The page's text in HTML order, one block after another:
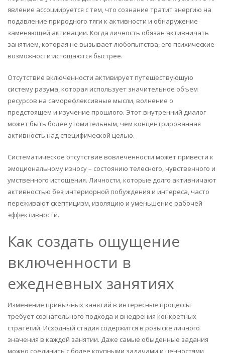
явление ассоциируется с тем, что сознание тратит энергию на
подавление природного тяги к активности и обнаружение
заменяющей активации. Когда личность обязан активничать
занятием, которая не вызывает любопытства, его психические
возможности истощаются быстрее.
Отсутствие включенности активирует путешествующую
систему разума, которая использует значительное объем
ресурсов на саморефлексивные мысли, волнение о
предстоящем и изучение прошлого. Этот внутренний диалог
может быть более утомительным, чем концентрированная
активность над специфической целью.
Систематическое отсутствие вовлеченности может привести к
эмоциональному износу – состоянию телесного, чувственного и
умственного истощения. Личности, которые долго активничают
активностью без интериорной побуждения и интереса, часто
переживают скептицизм, изоляцию и уменьшение рабочей
эффективности.
Как создать ощущение
включенности в
ежедневных занятиях
Изменение привычных занятий в интересные процессы
требует сознательного подхода и внедрения конкретных
стратегий. Исходный стадия содержится в розыске личного
значения в каждой занятии. Даже самые обыденные задания
можно соединить с более крупными задачами и ценностями,